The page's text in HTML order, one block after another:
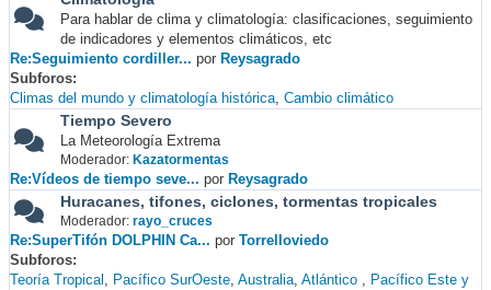
Para hablar de clima y climatología: clasificaciones, seguimiento
de indicadores y elementos climáticos, etc
Re:Seguimiento cordiller... por Reysagrado
Subforos
Climas del mundo y climatología histórica Cambio climático
Tiempo Severo
La Meteorología Extrema
Moderador: Kazatormentas
Re:Vídeos de tiempo seve... por Reysagrado
Huracanes, tifones, ciclones, tormentas tropicales
Moderador: rayo_cruces
Re:SuperTifón DOLPHIN Ca... por Torrelloviedo
Subforos
Teoría Tropical
Pacífico SurOeste Australia Atlántico
Pacífico Este y